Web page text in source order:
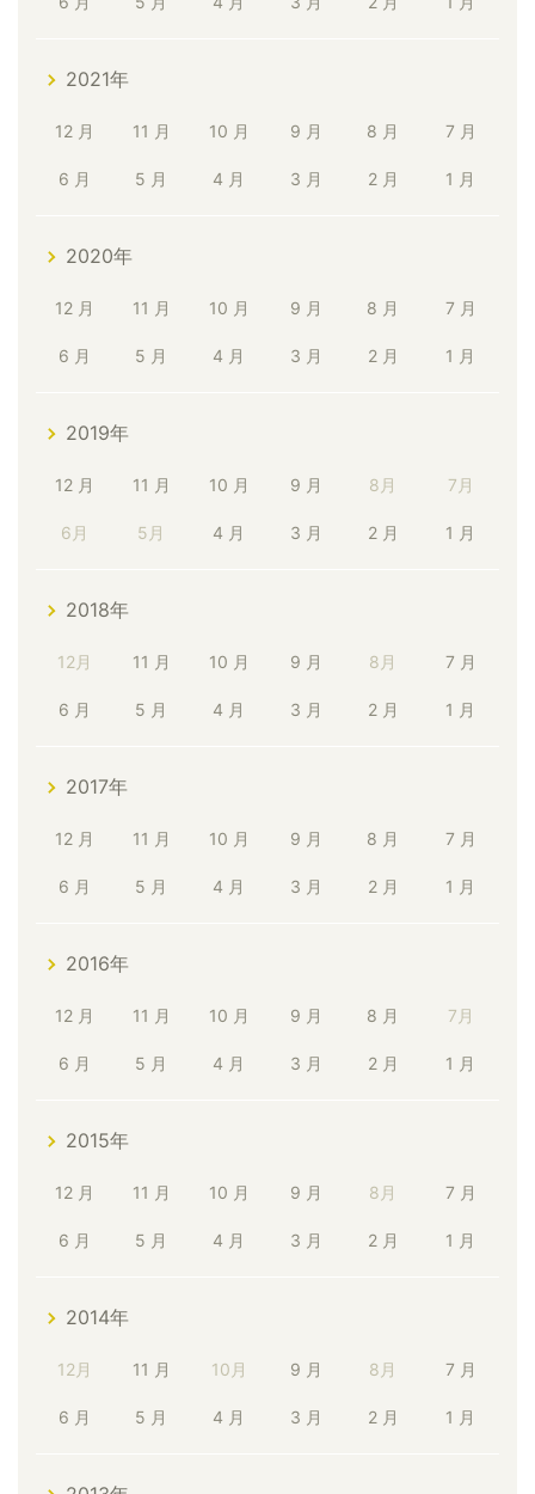
2021年
12 月 11 月 10 月 9 月 8 月 7 月
6 月 5 月 4 月 3 月 2 月 1 月
2020年
12 月 11 月 10 月 9 月 8 月 7 月
6 月 5 月 4 月 3 月 2 月 1 月
2019年
12 月 11 月 10 月 9 月 8月 7月
6月 5月 4 月 3 月 2 月 1 月
2018年
12月 11 月 10 月 9 月 8月 7 月
6 月 5 月 4 月 3 月 2 月 1 月
2017年
12 月 11 月 10 月 9 月 8 月 7 月
6 月 5 月 4 月 3 月 2 月 1 月
2016年
12 月 11 月 10 月 9 月 8 月 7月
6 月 5 月 4 月 3 月 2 月 1 月
2015年
12 月 11 月 10 月 9 月 8月 7 月
6 月 5 月 4 月 3 月 2 月 1 月
2014年
12月 11 月 10月 9 月 8月 7 月
6 月 5 月 4 月 3 月 2 月 1 月